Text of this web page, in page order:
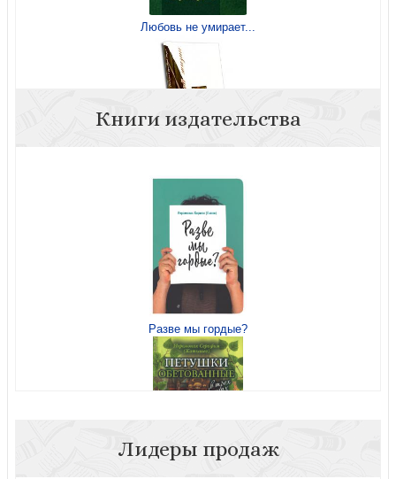
Любовь не умирает...
Храм Божий — это земное Небо
Храм Божий — это земное Небо
Книги издательства
Разве мы гордые?
Лидеры продаж